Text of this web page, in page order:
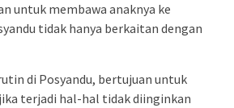
untuk membawa anaknya ke
tidak hanya berkaitan dengan
di Posyandu, bertujuan untuk
terjadi hal-hal tidak diinginkan